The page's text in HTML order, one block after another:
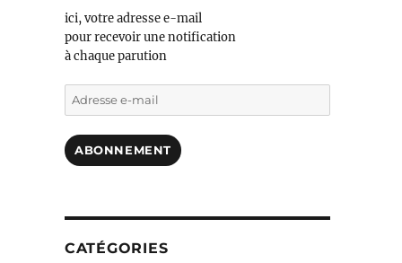
ici, votre adresse e-mail
pour recevoir une notification
à chaque parution
Adresse
e-
ABONNEMENT
CATÉGORIES